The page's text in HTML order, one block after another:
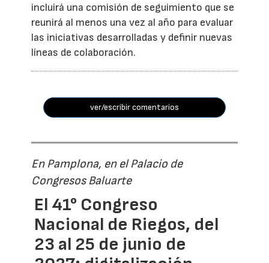
incluirá una comisión de seguimiento que se
reunirá al menos una vez al año para evaluar
las iniciativas desarrolladas y definir nuevas
líneas de colaboración.
ver/escribir comentarios
En Pamplona, en el Palacio de
Congresos Baluarte
El 41° Congreso
Nacional de Riegos, del
23 al 25 de junio de